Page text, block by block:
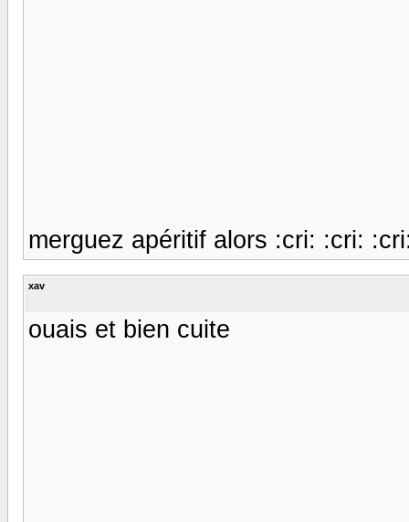
merguez apéritif alors :cri: :cri:
xav
ouais et bien cuite